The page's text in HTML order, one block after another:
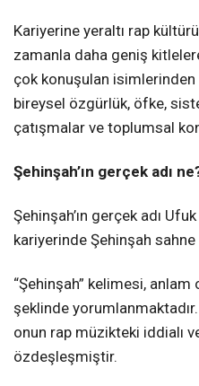
Kariyerine yeraltı rap
zamanla daha geniş
çok konuşulan isimlerinden
bireysel özgürlük, öfke,
çatışmalar ve toplumsal
Şehinşah’ın gerçek adı
Şehinşah’ın gerçek adı
kariyerinde Şehinşah sahne
“Şehinşah” kelimesi, anlam
şeklinde yorumlanmaktadır.
onun rap müzikteki iddialı
özdeşleşmiştir.